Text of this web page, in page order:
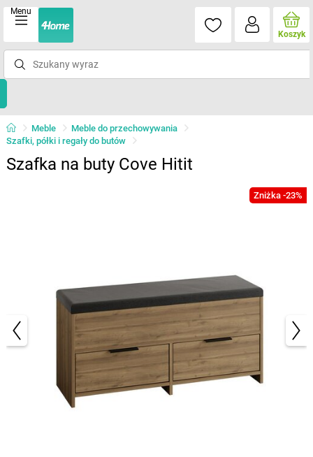
Menu
Koszyk
Meble
Meble do przechowywania
Szafki, półki i regały do butów
Szafka na buty Cove Hitit
Zniżka -23%